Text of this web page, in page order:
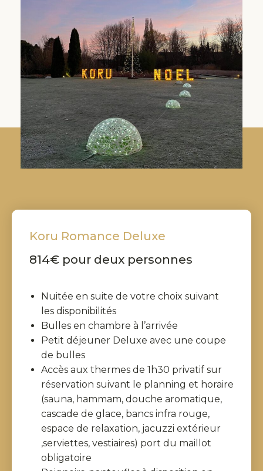
Koru Romance Deluxe
814€ pour deux personnes
Nuitée en suite de votre choix suivant
les disponibilités
Bulles en chambre à l’arrivée
Petit déjeuner Deluxe avec une coupe
de bulles
Accès aux thermes de 1h30 privatif sur
réservation suivant le planning et horaire
(sauna, hammam, douche aromatique,
cascade de glace, bancs infra rouge,
espace de relaxation, jacuzzi extérieur
,serviettes, vestiaires) port du maillot
obligatoire